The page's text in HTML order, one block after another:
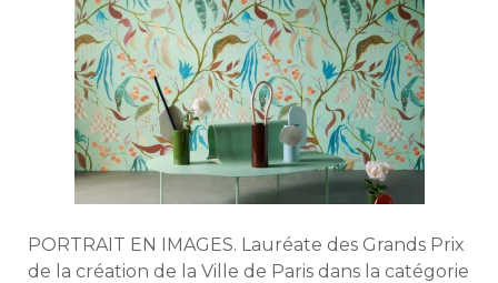
PORTRAIT EN IMAGES. Lauréate des Grands Prix
de la création de la Ville de Paris dans la catégorie